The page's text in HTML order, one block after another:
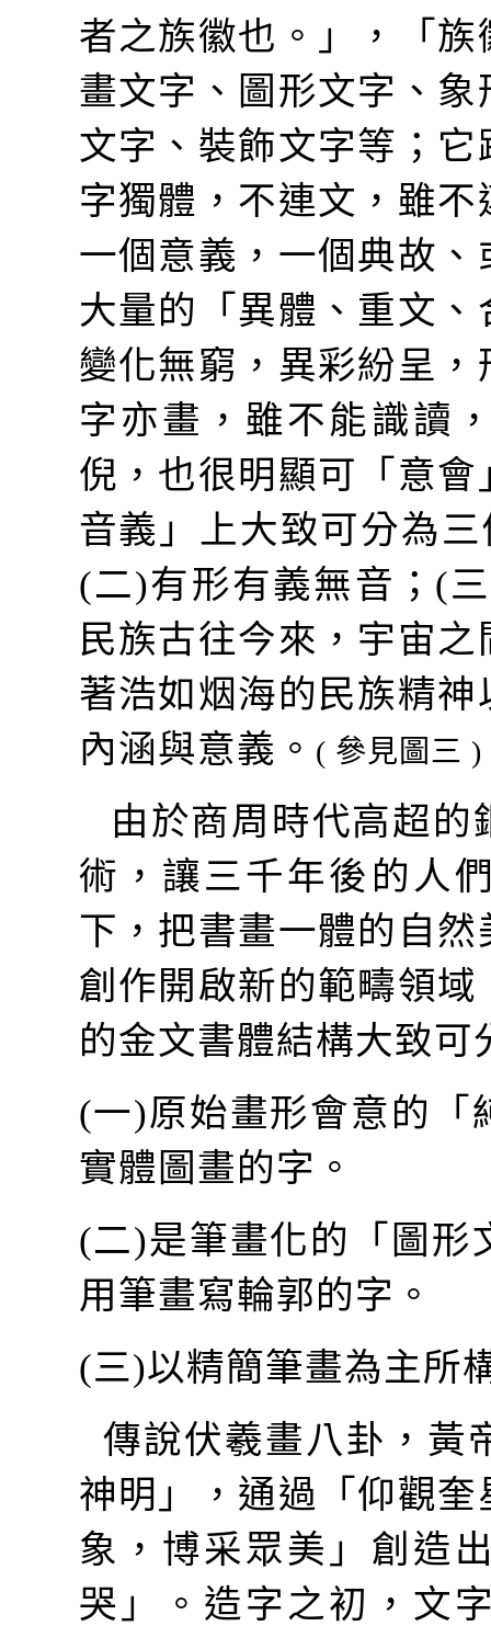
者之族徽也。」，「
畫文字、圖形文字、
文字、裝飾文字等；
字獨體，不連文，雖
一個意義，一個典故
大量的「異體、重文
變化無窮，異彩紛呈
字亦畫，雖不能識讀
倪，也很明顯可「意
音義」上大致可分為
(二)有形有義無音； (三
民族古往今來，宇宙
著浩如烟海的民族精
內涵與意義。 ( 參見圖三 )
由於商周時代高超
術，讓三千年後的人
下，把書畫一體的自
創作開啟新的範疇領
的金文書體結構大致可
(一)原始畫形會意的「
實體圖畫的字。
(二)是筆畫化的「圖形
用筆畫寫輪郭的字。
(三)以精簡筆畫為主所
傳說伏羲畫八卦，黃
神明」，通過「仰觀
象，博采眾美」創造
哭」。造字之初，文